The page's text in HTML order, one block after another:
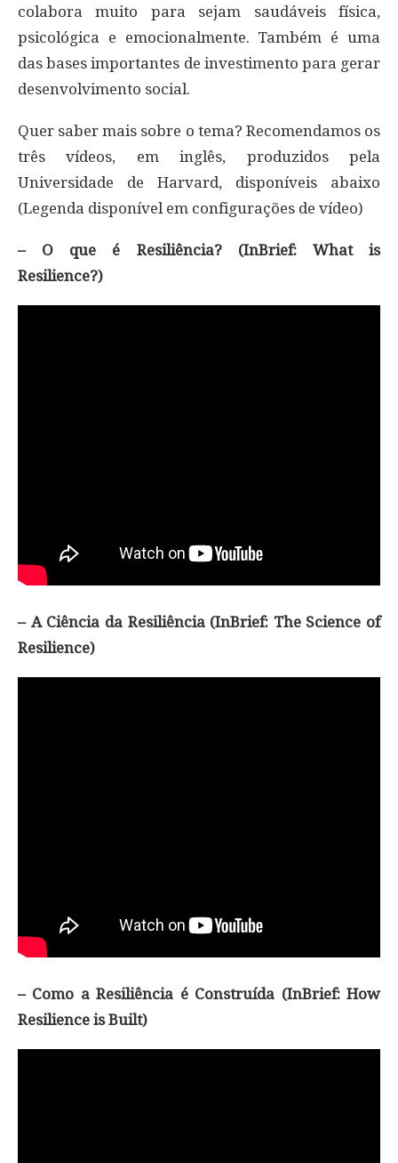
colabora muito para sejam saudáveis física,
psicológica e emocionalmente. Também é uma
das bases importantes de investimento para gerar
desenvolvimento social.
Quer saber mais sobre o tema? Recomendamos os
três vídeos, em inglês, produzidos pela
Universidade de Harvard, disponíveis abaixo
(Legenda disponível em configurações de vídeo)
– O que é Resiliência? (InBrief: What is
Resilience?)
– A Ciência da Resiliência (InBrief: The Science of
Resilience)
– Como a Resiliência é Construída (InBrief: How
Resilience is Built)